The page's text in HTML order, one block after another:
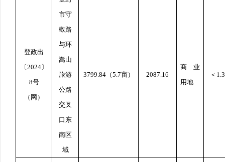
登政出
〔2024〕
8号
（网）
市守
敬路
与环
嵩山
旅游
公路
交叉
口东
南区
域
3799.84（5.7亩） 2087.16
商业
用地
＜ 1.3